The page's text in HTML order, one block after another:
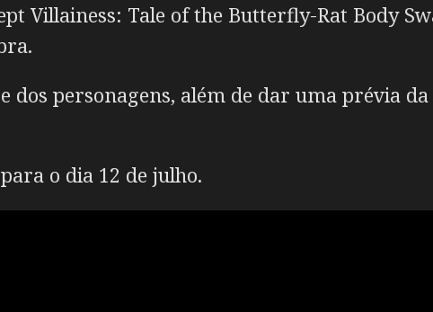
Villainess: Tale of the Butterfly-Rat Body
dos personagens, além de dar uma prévia
o dia 12 de julho.